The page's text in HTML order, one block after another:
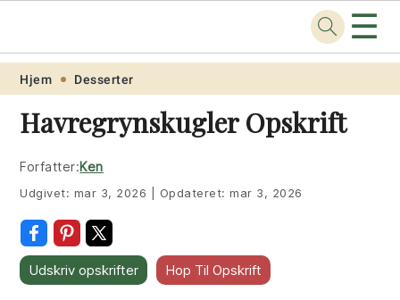
Skip
primary
navigation
Skip
main
content
Skip
primary
sidebar
Skip
footer
Opskrift.net ☰
Hjem Desserter
Havregrynskugler Opskrift
Forfatter:Ken
Udgivet: mar 3, 2026 Opdateret:mar 3, 2026
Udskriv opskrifter Hop Til Opskrift